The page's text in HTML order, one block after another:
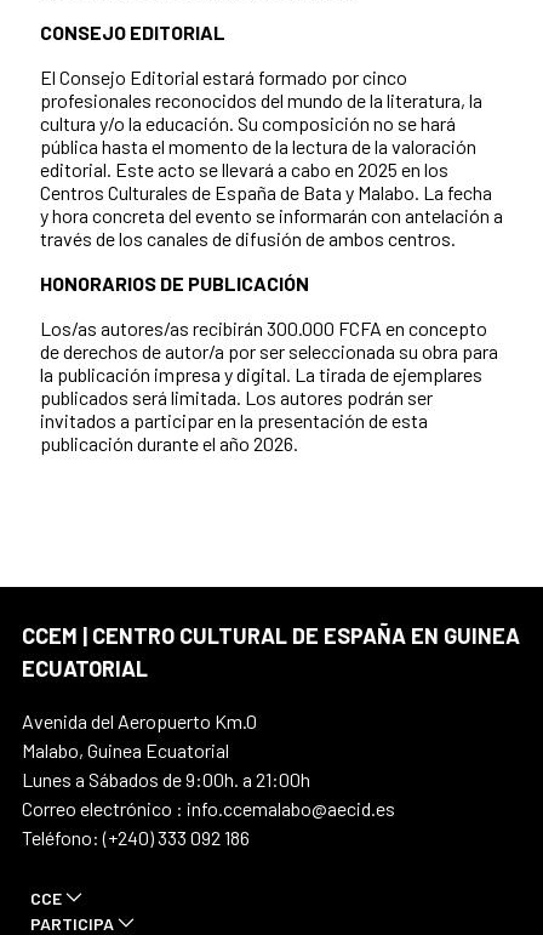
CONSEJO EDITORIAL
El Consejo Editorial estará formado por cinco
profesionales reconocidos del mundo de la literatura, la
cultura y/o la educación. Su composición no se hará
pública hasta el momento de la lectura de la valoración
editorial. Este acto se llevará a cabo en 2025 en los
Centros Culturales de España de Bata y Malabo. La fecha
y hora concreta del evento se informarán con antelación a
través de los canales de difusión de ambos centros.
HONORARIOS DE PUBLICACIÓN
Los/as autores/as recibirán 300.000 FCFA en concepto
de derechos de autor/a por ser seleccionada su obra para
la publicación impresa y digital. La tirada de ejemplares
publicados será limitada. Los autores podrán ser
invitados a participar en la presentación de esta
publicación durante el año 2026.
CCEM | CENTRO CULTURAL DE ESPAÑA EN GUINEA
ECUATORIAL
Avenida del Aeropuerto Km.0
Malabo, Guinea Ecuatorial
Lunes a Sábados de 9:00h. a 21:00h
Correo electrónico : info.ccemalabo@aecid.es
Teléfono: (+240) 333 092 186
CCE
PARTICIPA